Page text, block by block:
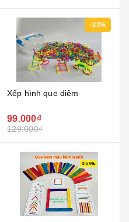
-23%
Xếp hình que diêm
99.000₫
129.000₫